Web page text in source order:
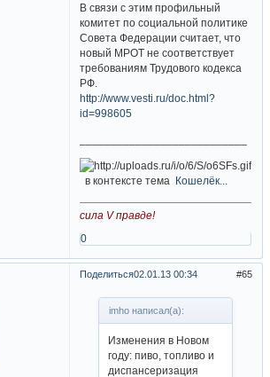
В связи с этим профильный
комитет по социальной политике
Совета Федерации считает, что
новый МРОТ не соответствует
требованиям Трудового кодекса
РФ.
http://www.vesti.ru/doc.html?
id=998605
в контексте тема Кошелёк...
сила V правде!
0
Поделиться 65
02.01.13 00:34
imho написал(а):
Изменения в Новом
году: пиво, топливо и
диспансеризация